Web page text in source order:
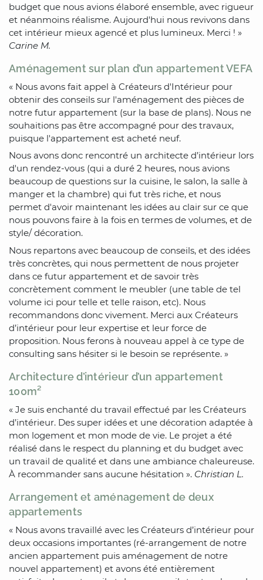
budget que nous avions élaboré ensemble, avec rigueur
et néanmoins réalisme. Aujourd'hui nous revivons dans
cet intérieur mieux agencé et plus lumineux. Merci ! »
Carine M.
Aménagement sur plan d’un appartement VEFA
« Nous avons fait appel à Créateurs d'Intérieur pour
obtenir des conseils sur l'aménagement des pièces de
notre futur appartement (sur la base de plans). Nous ne
souhaitions pas être accompagné pour des travaux,
puisque l'appartement est acheté neuf.
Nous avons donc rencontré un architecte d’intérieur lors
d'un rendez-vous (qui a duré 2 heures, nous avions
beaucoup de questions sur la cuisine, le salon, la salle à
manger et la chambre) qui fut très riche, et nous
permet d'avoir maintenant les idées au clair sur ce que
nous pouvons faire à la fois en termes de volumes, et de
style/ décoration.
Nous repartons avec beaucoup de conseils, et des idées
très concrètes, qui nous permettent de nous projeter
dans ce futur appartement et de savoir très
concrètement comment le meubler (une table de tel
volume ici pour telle et telle raison, etc). Nous
recommandons donc vivement. Merci aux Créateurs
d’intérieur pour leur expertise et leur force de
proposition. Nous ferons à nouveau appel à ce type de
consulting sans hésiter si le besoin se représente. »
Architecture d’intérieur d’un appartement
100m²
« Je suis enchanté du travail effectué par les Créateurs
d’intérieur. Des super idées et une décoration adaptée à
mon logement et mon mode de vie. Le projet a été
réalisé dans le respect du planning et du budget avec
un travail de qualité et dans une ambiance chaleureuse.
À recommander sans aucune hésitation ». Christian L.
Arrangement et aménagement de deux
appartements
« Nous avons travaillé avec les Créateurs d’intérieur pour
deux occasions importantes (ré-arrangement de notre
ancien appartement puis aménagement de notre
nouvel appartement) et avons été entièrement